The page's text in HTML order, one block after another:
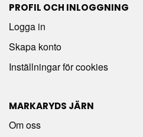
PROFIL OCH INLOGGNING
Logga in
Skapa konto
Inställningar för cookies
MARKARYDS JÄRN
Om oss